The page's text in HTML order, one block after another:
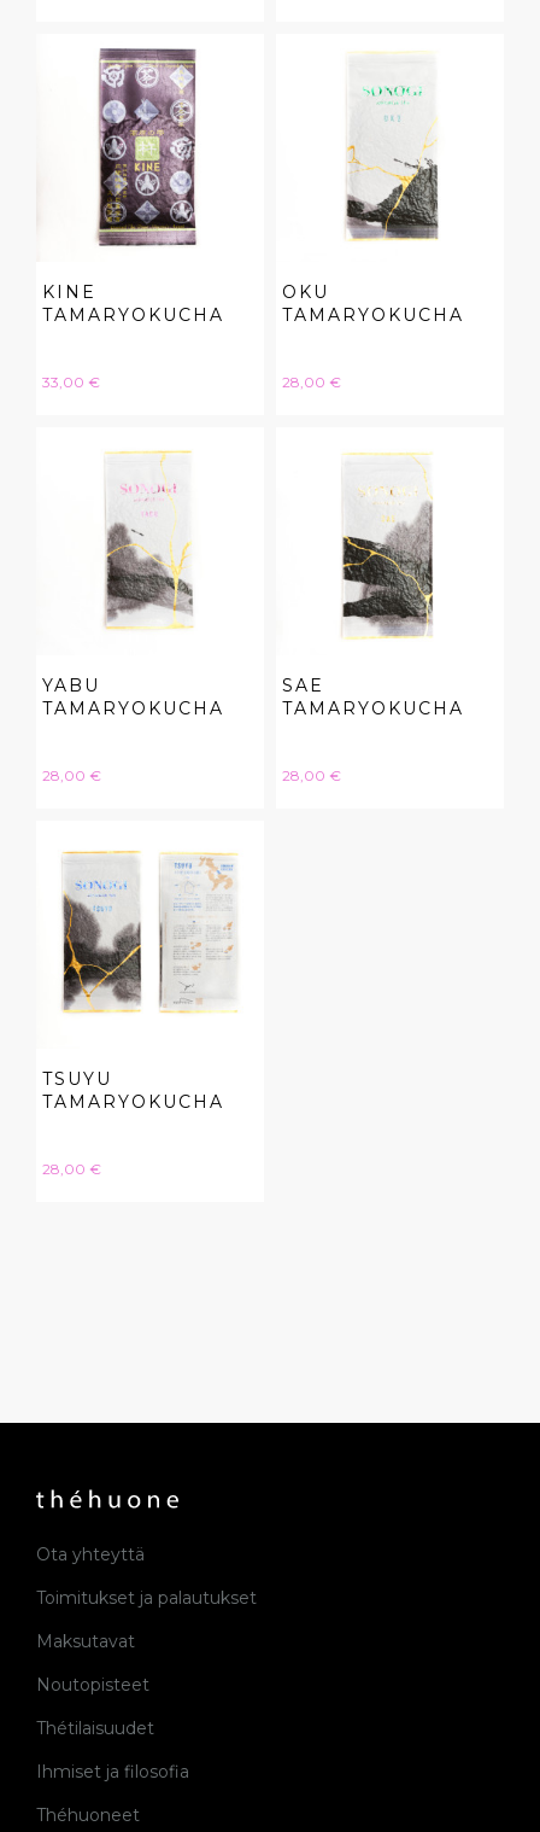
KINE
TAMARYOKUCHA
Hinta
33,00 €
OKU
TAMARYOKUCHA
Hinta
28,00 €
YABU
TAMARYOKUCHA
Hinta
28,00 €
SAE
TAMARYOKUCHA
Hinta
28,00 €
TSUYU
TAMARYOKUCHA
Hinta
28,00 €
Ota yhteyttä
Toimitukset ja palautukset
Maksutavat
Noutopisteet
Thétilaisuudet
Ihmiset ja filosofia
Théhuoneet